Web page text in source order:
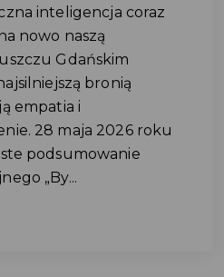
inteligencja coraz
nowo naszą
Gdańskim
bronią
empatia i
28 maja 2026 roku
podsumowanie
„By...